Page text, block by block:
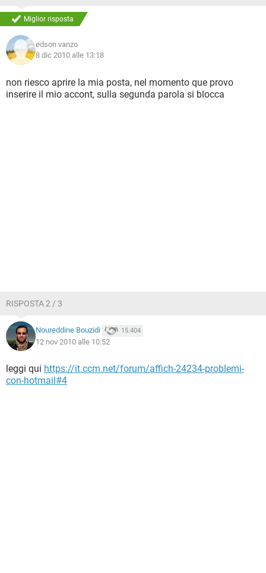
Miglior risposta
edson vanzo
8 dic 2010 alle 13:18
non riesco aprire la mia posta, nel momento que provo
inserire il mio accont, sulla segunda parola si blocca
RISPOSTA 2 / 3
Noureddine Bouzidi 15.404
12 nov 2010 alle 10:52
leggi qui https://it.ccm.net/forum/affich-24234-problemi-
con-hotmail#4